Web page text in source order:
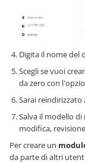
Digita il nome del
Scegli se vuoi
da zero con
Sarai reindirizzato
Salva il modello
modifica,
Per creare un
da parte di altri